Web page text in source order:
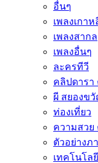
อื่นๆ
เพลงเกาห
เพลงสากล
เพลงอื่นๆ
ละครทีวี
คลิปดารา
ผี สยองข
ท่องเที่ยว
ความสวย
ตัวอย่างภ
เทคโนโล